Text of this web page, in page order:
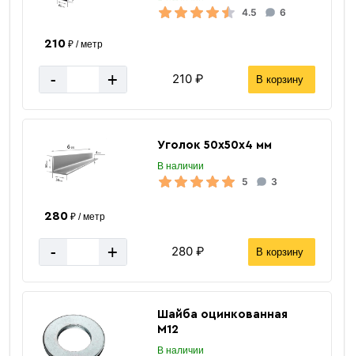
4.5 6
210₽ / метр
- + 210 ₽ В корзину
Уголок 50х50х4 мм
В наличии
5 3
280₽ / метр
- + 280 ₽ В корзину
Шайба оцинкованная
М12
В наличии